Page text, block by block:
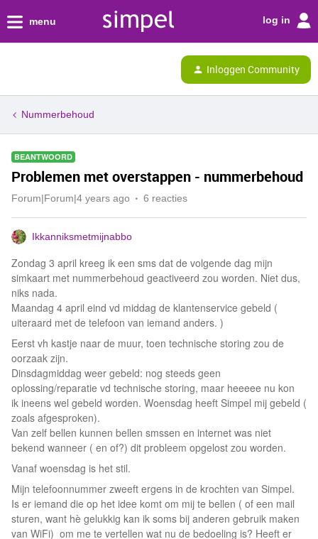
menu log in
Inloggen Community
Nummerbehoud
BEANTWOORD
Problemen met overstappen - nummerbehoud
Forum|Forum|4 years ago 6 reacties
Ikkanniksmetmijnabbo
Zondag 3 april kreeg ik een sms dat de volgende dag mijn
simkaart met nummerbehoud geactiveerd zou worden. Niet dus,
niks nada.
Maandag 4 april eind vd middag de klantenservice gebeld (
uiteraard met de telefoon van iemand anders. )
Eerst vh kastje naar de muur, toen technische storing zou de
oorzaak zijn.
Dinsdagmiddag weer gebeld: nog steeds geen
oplossing/reparatie vd technische storing, maar heeeee nu kon
ik ineens wel gebeld worden. Woensdag heeft Simpel mij gebeld (
zoals afgesproken).
Van zelf bellen kunnen bellen smssen en internet was niet
bekend wanneer ( en of?) dit probleem opgelost zou worden.
Vanaf woensdag is het stil.
Mijn telefoonnummer zweeft ergens in de krochten van Simpel.
Is er iemand die op het idee komt om mij te bellen ( of een mail
sturen, want hè gelukkig kan ik soms bij anderen gebruik maken
van WiFi) om me te vertellen wat nu de bedoeling is? Heeft er